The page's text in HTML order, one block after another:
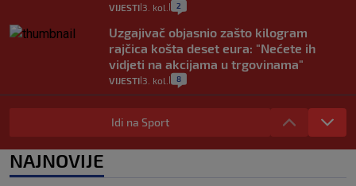
VIJESTI 3. kol. 2
Uzgajivač objasnio zašto kilogram
rajčica košta deset eura: "Nećete ih
vidjeti na akcijama u trgovinama"
VIJESTI 3. kol. 8
Selidba je jedno od stresnijih iskustava.
Evo aktualnih cijena i nekoliko savjeta
0
Idi na Sport
NAJNOVIJE